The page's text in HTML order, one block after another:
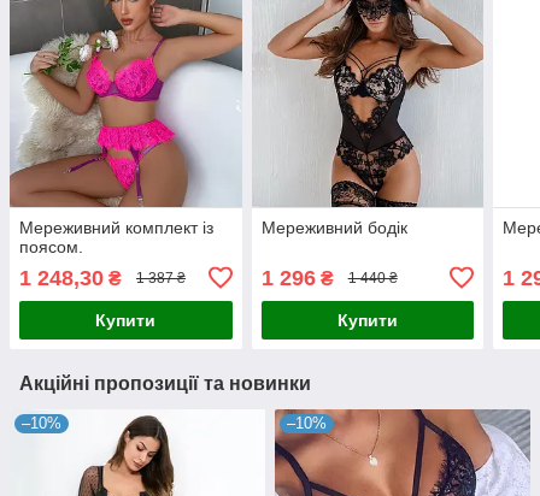
Мереживний комплект із
поясом.
1 248,30 ₴ 1 387 ₴
Купити
Мереживний бодік
1 296₴ 1 440 ₴
Купити
1
Акційні пропозиції та новинки
–10% –10%